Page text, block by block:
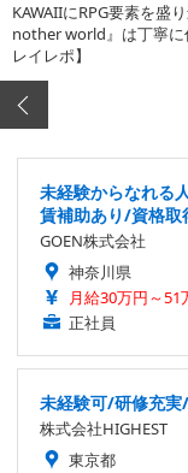
KAWAIIにRPG要素を盛
nother world』は丁寧に
レイレポ】
未経験からなれる
賃補助あり/資格取
GOEN株式会社
神奈川県
月給30万円～51
正社員
未経験可/研修充実
株式会社HIGHEST
東京都